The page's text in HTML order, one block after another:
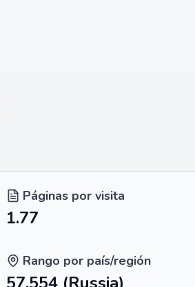
Páginas por visita
1.77
Rango por país/región